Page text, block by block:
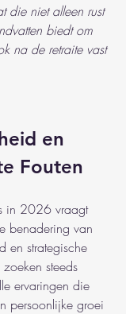
die niet alleen rust
biedt om
na de retraite vast
en
Fouten
in 2026 vraagt
benadering van
en strategische
steeds
ervaringen die
persoonlijke groei